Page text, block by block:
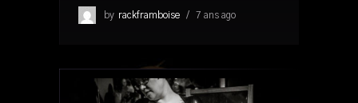
by rackframboise 7 ans ago